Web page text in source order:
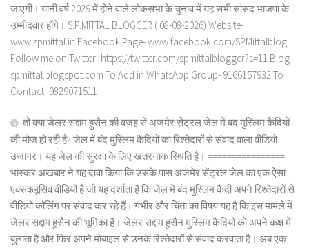
जाएगी। यानी वर्ष 2029 में होने वाले लोकसभा के चुनाव में यह सभी सांसद भाजपा के
उम्मीदवार होंगे। S.P.MITTAL BLOGGER ( 08-08-2026) Website-
www.spmittal.in Facebook Page- www.facebook.com/SPMittalblog
Follow me on Twitter- https://twitter.com/spmittalblogger?s=11 Blog-
spmittal.blogspot.com To Add in WhatsApp Group- 9166157932 To
Contact- 9829071511
तो क्या जेलर सद्दाम हुसैन की वजह से अजमेर सेंट्रल जेल में बंद मुस्लिम कैदियों
की मौज हो रही है? जेल में बंद मुस्लिम कैदियों का रिश्तेदारों से संवाद वाला वीडियो
उजागर। यह जेल की सुरक्षा के लिए खतरनाक स्थिति है। ================
भास्कर अखबार ने यह दावा किया कि उसके पास अजमेर सेंट्रल जेल का एक ऐसा
एक्सक्लूसिव वीडियो है जो यह दर्शाता है कि जेल में बंद मुस्लिम कैदी अपने रिश्तेदारों से
वीडियो कॉलिंग पर संवाद कर रहे हैं। गंभीर और चिंता का विषय यह है कि इस मामले में
जेलर सद्दाम हुसैन की भूमिका है। जेलर सद्दाम हुसैन मुस्लिम कैदियों को अपने कक्ष में
बुलाता है और फिर अपने मोबाइल से उनके रिश्तेदारों से संवाद करवाता है। अब एक